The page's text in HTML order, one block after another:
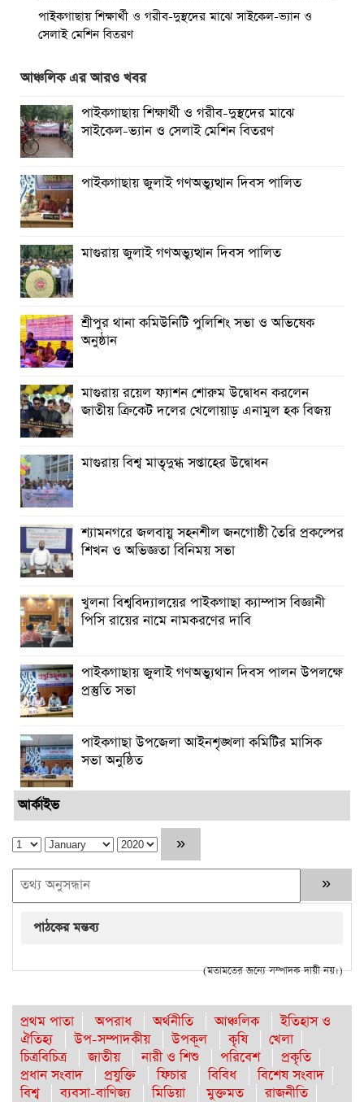
পাইকগাছায় শিক্ষার্থী ও গরীব-দুস্থদের মাঝে সাইকেল-ভ্যান ও
সেলাই মেশিন বিতরণ
পাইকগাছায় জুলাই উদযাপন উপলক্ষে বিএনপির আনন্দ মিছিল ও
সমাবেশ
পাইকগাছায় জুলাই গণঅভ্যুত্থান দিবস পালিত
মাগুরায় জুলাই গণঅভ্যুত্থান দিবস পালিত
বর্ষার প্রকৃতি রাঙিয়ে তুলেছে কদম ফুল
আঞ্চলিক এর আরও খবর
পাইকগাছায় শিক্ষার্থী ও গরীব-দুস্থদের মাঝে
সাইকেল-ভ্যান ও সেলাই মেশিন বিতরণ
পাইকগাছায় জুলাই গণঅভ্যুত্থান দিবস পালিত
মাগুরায় জুলাই গণঅভ্যুত্থান দিবস পালিত
শ্রীপুর থানা কমিউনিটি পুলিশিং সভা ও অভিষেক
অনুষ্ঠান
মাগুরায় রয়েল ফ্যাশন শোরুম উদ্বোধন করলেন
জাতীয় ক্রিকেট দলের খেলোয়াড় এনামুল হক বিজয়
মাগুরায় বিশ্ব মাতৃদুগ্ধ সপ্তাহের উদ্বোধন
শ্যামনগরে জলবায়ু সহনশীল জনগোষ্ঠী তৈরি প্রকল্পের
শিখন ও অভিজ্ঞতা বিনিময় সভা
খুলনা বিশ্ববিদ্যালয়ের পাইকগাছা ক্যাম্পাস বিজ্ঞানী
পিসি রায়ের নামে নামকরণের দাবি
পাইকগাছায় জুলাই গণঅভ্যুথান দিবস পালন উপলক্ষে
প্রস্তুতি সভা
পাইকগাছা উপজেলা আইনশৃঙ্খলা কমিটির মাসিক
সভা অনুষ্ঠিত
আর্কাইভ
পাঠকের মন্তব্য
(মতামতের জন্যে সম্পাদক দায়ী নয়।)
প্রথম পাতা অপরাধ অর্থনীতি আঞ্চলিক
ইতিহাস ও
ঐতিহ্য
উপ-সম্পাদকীয় উপকূল কৃষি
খেলা
চিত্রবিচিত্র
জাতীয় নারী ও শিশু পরিবেশ
প্রকৃতি
প্রধান সংবাদ
প্রযুক্তি ফিচার বিবিধ
বিশেষ সংবাদ
বিশ্ব
ব্যবসা-বাণিজ্য মিডিয়া মুক্তমত
রাজনীতি